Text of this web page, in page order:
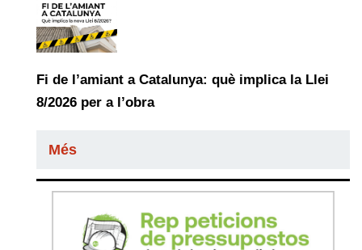
Fi de l’amiant a Catalunya: què implica la Llei
8/2026 per a l’obra
Més